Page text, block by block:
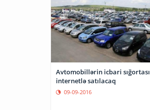
Avtomobillərin icbari sığortası
internetlə satılacaq
09-09-2016